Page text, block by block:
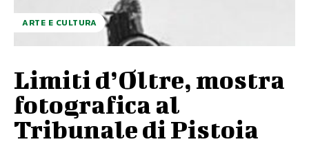
ARTE E CULTURA
Limiti d’Oltre, mostra
fotografica al
Tribunale di Pistoia